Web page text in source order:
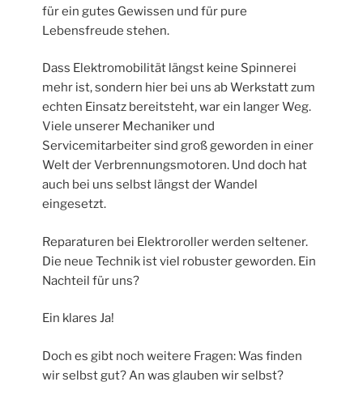
für ein gutes Gewissen und für pure
Lebensfreude stehen.
Dass Elektromobilität längst keine Spinnerei
mehr ist, sondern hier bei uns ab Werkstatt zum
echten Einsatz bereitsteht, war ein langer Weg.
Viele unserer Mechaniker und
Servicemitarbeiter sind groß geworden in einer
Welt der Verbrennungsmotoren. Und doch hat
auch bei uns selbst längst der Wandel
eingesetzt.
Reparaturen bei Elektroroller werden seltener.
Die neue Technik ist viel robuster geworden. Ein
Nachteil für uns?
Ein klares Ja!
Doch es gibt noch weitere Fragen: Was finden
wir selbst gut? An was glauben wir selbst?